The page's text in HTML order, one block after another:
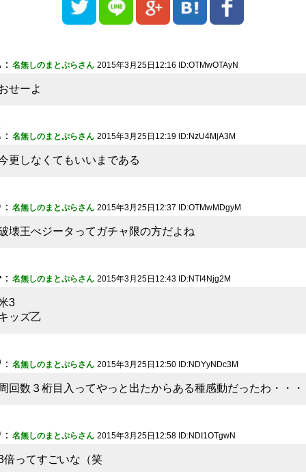
： 名無しのまとぷらさん 2015年3月25日12:16 ID:OTMwOTAyN
せーよ
： 名無しのまとぷらさん 2015年3月25日12:19 ID:NzU4MjA3M
更しなくてもいいまである
： 名無しのまとぷらさん 2015年3月25日12:37 ID:OTMwMDgyM
壊王べジータってガチャ限の方だよね
： 名無しのまとぷらさん 2015年3月25日12:43 ID:NTI4Njg2M
3
ッズ乙
： 名無しのまとぷらさん 2015年3月25日12:50 ID:NDYyNDc3M
回数３桁目入ってやっと出たからある種感動だったわ・・・
： 名無しのまとぷらさん 2015年3月25日12:58 ID:NDI1OTgwN
倍ってすごいな（笑